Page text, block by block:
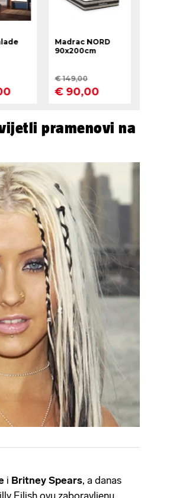
pramenovi na
i Britney Spears, a danas
Eilish ovu zaboravljenu